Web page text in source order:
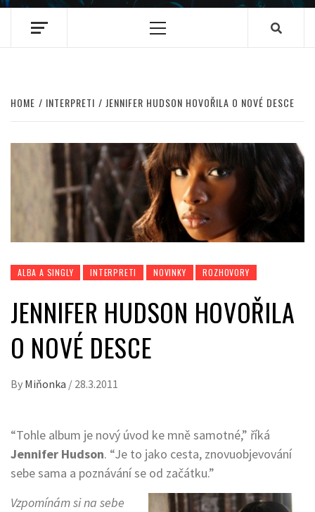
Primary
HOME INTERPRETI JENNIFER HUDSON HOVOŘILA O NOVÉ DESCE
ALBA A SINGLY INTERPRETI NOVINKY ROZHOVORY
JENNIFER HUDSON HOVOŘILA
O NOVÉ DESCE
By Miňonka / 28.3.2011
“Tohle album je nový úvod ke mně samotné,” říká
Jennifer Hudson. “Je to jako cesta, znovuobjevování
sebe sama a poznávání se od začátku.”
Vzpomínám si na sebe